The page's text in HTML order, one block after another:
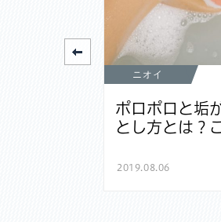
ニオイ
ポロポロと垢
とし方とは？
2019.08.06